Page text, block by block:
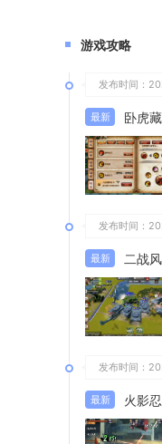
游戏攻略
发布时间：
卧虎
发布时间：
二战
发布时间：
火影